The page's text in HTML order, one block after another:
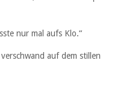
nur mal aufs Klo.“
auf dem stillen